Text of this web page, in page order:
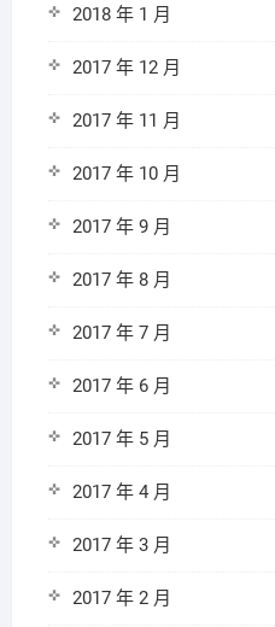
2018 年 1 月
2017 年 12 月
2017 年 11 月
2017 年 10 月
2017 年 9 月
2017 年 8 月
2017 年 7 月
2017 年 6 月
2017 年 5 月
2017 年 4 月
2017 年 3 月
2017 年 2 月